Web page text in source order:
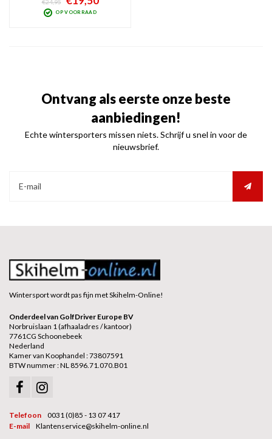
enkelvoudige SingleFlex lens (Cat.
2) biedt dit kids model sneeuwbril
€24,95
OP VOORRAAD
Ontvang als eerste onze beste
aanbiedingen!
Echte wintersporters missen niets. Schrijf u snel in voor de
nieuwsbrief.
Wintersport wordt pas fijn met Skihelm-Online!
Onderdeel van GolfDriver Europe BV
Norbruislaan 1 (afhaaladres / kantoor)
7761CG Schoonebeek
Nederland
Kamer van Koophandel : 73807591
BTW nummer : NL 8596.71.070.B01
Telefoon
0031 (0)85 - 13 07 417
E-mail
Klantenservice@skihelm-online.nl